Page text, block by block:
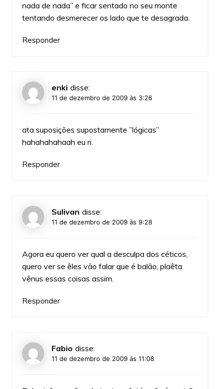
nada de nada” e ficar sentado no seu monte
tentando desmerecer os lado que te desagrada.
Responder
enki disse:
11 de dezembro de 2009 às 3:26
ata suposições supostamente ”lógicas”
hahahahahaah eu ri.
Responder
Sulivan disse:
11 de dezembro de 2009 às 9:28
Agora eu quero ver qual a desculpa dos céticos,
quero ver se êles vão falar que é balão, plaêta
vênus essas coisas assim.
Responder
Fabio disse:
11 de dezembro de 2009 às 11:08